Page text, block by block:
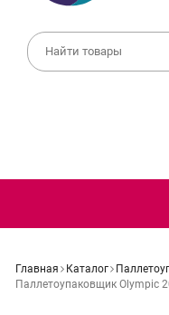
Главная Каталог
Паллетоупаковщик Olympic